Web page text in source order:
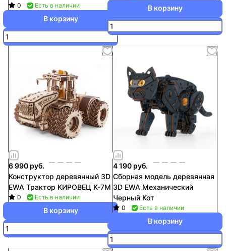
0 Есть в наличии
В корзину
В корзину
6 990 руб.
Конструктор деревянный 3D
EWA Трактор КИРОВЕЦ К-7М
0 Есть в наличии
В корзину
4 190 руб.
Сборная модель деревянная
3D EWA Механический
Черный Кот
0 Есть в наличии
В корзину